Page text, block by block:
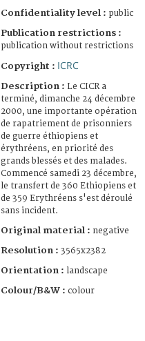
Confidentiality level : public
Publication restrictions :
publication without restrictions
Copyright : ICRC
Description : Le CICR a
terminé, dimanche 24 décembre
2000, une importante opération
de rapatriement de prisonniers
de guerre éthiopiens et
érythréens, en priorité des
grands blessés et des malades.
Commencé samedi 23 décembre,
le transfert de 360 Ethiopiens et
de 359 Erythréens s'est déroulé
sans incident.
Original material : negative
Resolution : 3565x2382
Orientation : landscape
Colour/B&W : colour